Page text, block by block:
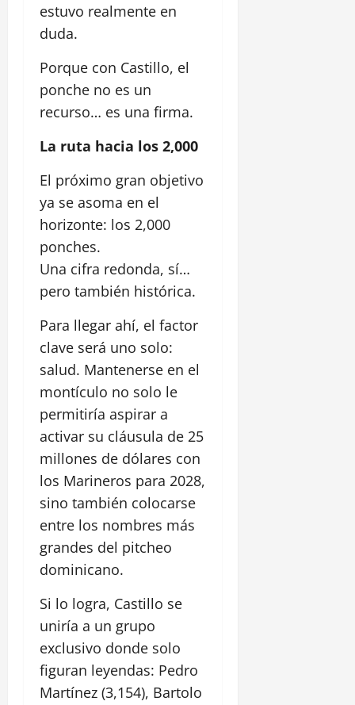
estuvo realmente en
duda.
Porque con Castillo, el
ponche no es un
recurso… es una firma.
La ruta hacia los 2,000
El próximo gran objetivo
ya se asoma en el
horizonte: los 2,000
ponches.
Una cifra redonda, sí…
pero también histórica.
Para llegar ahí, el factor
clave será uno solo:
salud. Mantenerse en el
montículo no solo le
permitiría aspirar a
activar su cláusula de 25
millones de dólares con
los Marineros para 2028,
sino también colocarse
entre los nombres más
grandes del pitcheo
dominicano.
Si lo logra, Castillo se
uniría a un grupo
exclusivo donde solo
figuran leyendas: Pedro
Martínez (3,154), Bartolo